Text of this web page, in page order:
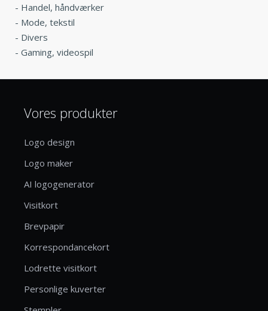
- Handel, håndværker
- Mode, tekstil
- Divers
- Gaming, videospil
Vores produkter
Logo design
Logo maker
AI logogenerator
Visitkort
Brevpapir
Korrespondancekort
Lodrette visitkort
Personlige kuverter